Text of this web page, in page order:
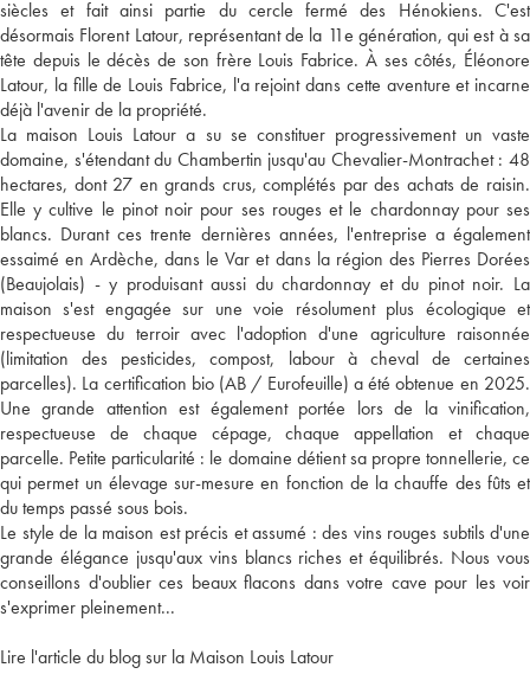
siècles et fait ainsi partie du cercle fermé des Hénokiens. C'est
désormais Florent Latour, représentant de la 11e génération, qui est à sa
tête depuis le décès de son frère Louis Fabrice. À ses côtés, Éléonore
Latour, la fille de Louis Fabrice, l'a rejoint dans cette aventure et incarne
déjà l'avenir de la propriété.
La maison Louis Latour a su se constituer progressivement un vaste
domaine, s'étendant du Chambertin jusqu'au Chevalier-Montrachet : 48
hectares, dont 27 en grands crus, complétés par des achats de raisin.
Elle y cultive le pinot noir pour ses rouges et le chardonnay pour ses
blancs. Durant ces trente dernières années, l'entreprise a également
essaimé en Ardèche, dans le Var et dans la région des Pierres Dorées
(Beaujolais) - y produisant aussi du chardonnay et du pinot noir. La
maison s'est engagée sur une voie résolument plus écologique et
respectueuse du terroir avec l'adoption d'une agriculture raisonnée
(limitation des pesticides, compost, labour à cheval de certaines
parcelles). La certification bio (AB / Eurofeuille) a été obtenue en 2025.
Une grande attention est également portée lors de la vinification,
respectueuse de chaque cépage, chaque appellation et chaque
parcelle. Petite particularité : le domaine détient sa propre tonnellerie, ce
qui permet un élevage sur-mesure en fonction de la chauffe des fûts et
du temps passé sous bois.
Le style de la maison est précis et assumé : des vins rouges subtils d'une
grande élégance jusqu'aux vins blancs riches et équilibrés. Nous vous
conseillons d'oublier ces beaux flacons dans votre cave pour les voir
s'exprimer pleinement...
Lire l'article du blog sur la Maison Louis Latour